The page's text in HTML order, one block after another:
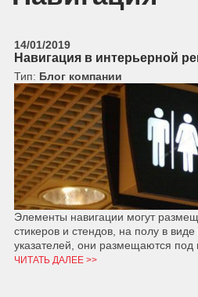
14/01/2019
Навигация в интерьерной
Тип: Блог компании
Элементы навигации могут
стикеров и стендов, на полу в
указателей, они размещаются под
ЧИТАТЬ ДАЛЕЕ >>